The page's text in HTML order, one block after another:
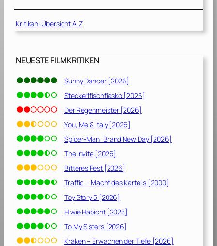
S
c
l
c
t
f
e
d
e
r
d
e
r
S
c
h
ö
Kritiken-Übersicht A-Z
NEUESTE FILMKRITIKEN
Sunny Dancer [2026]
Steckerlfischfiasko [2026]
Der Regenmeister [2026]
You, Me & Italy [2026]
Spider-Man: Brand New Day [2026]
The Invite [2026]
Bitteres Fest [2026]
Traffic – Macht des Kartells [2000]
Toy Story 5 [2026]
H wie Habicht [2025]
To My Sisters [2026]
Kraken – Erwachen der Tiefe [2026]